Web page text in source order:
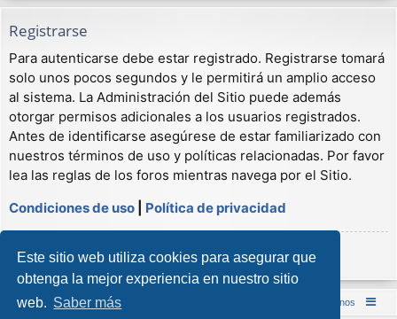
Este sitio web utiliza cookies para asegurar que
obtenga la mejor experiencia en nuestro sitio
web. Saber más
Registrarse
Para autenticarse debe estar registrado. Registrarse tomará
solo unos pocos segundos y le permitirá un amplio acceso
al sistema. La Administración del Sitio puede además
otorgar permisos adicionales a los usuarios registrados.
Antes de identificarse asegúrese de estar familiarizado con
nuestros términos de uso y políticas relacionadas. Por favor
lea las reglas de los foros mientras navega por el Sitio.
Condiciones de uso
Política de privacidad
Registrarse
Inicio (Web) Foro Punta de Lanza Wargames Contáctenos